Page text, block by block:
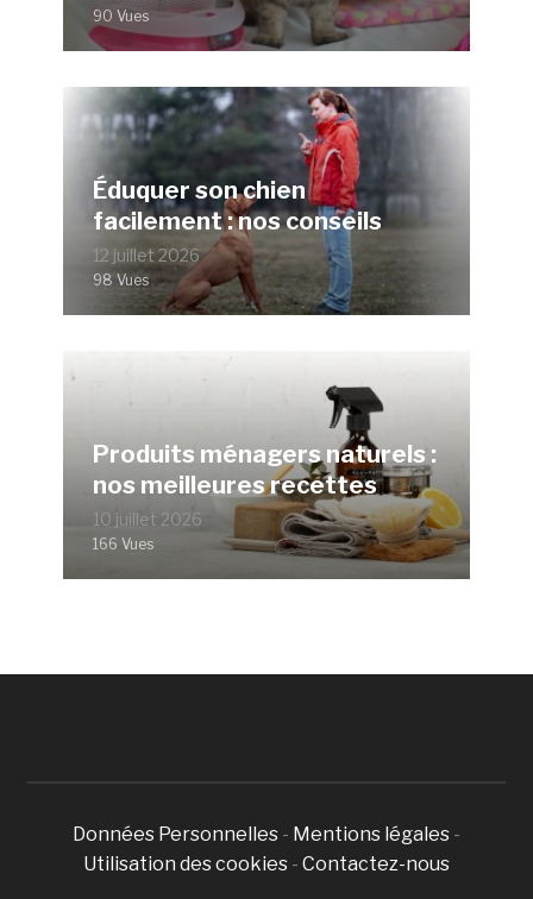
90 Vues
Éduquer son chien
facilement : nos conseils
12 juillet 2026
98 Vues
Produits ménagers naturels :
nos meilleures recettes
10 juillet 2026
166 Vues
Données Personnelles - Mentions légales -
Utilisation des cookies - Contactez-nous